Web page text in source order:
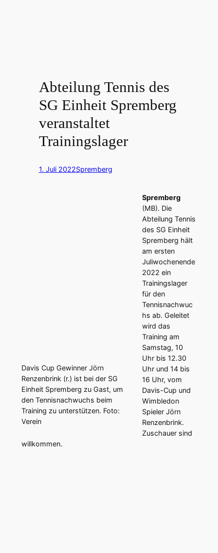
Abteilung Tennis des
SG Einheit Spremberg
veranstaltet
Trainingslager
1. Juli 2022Spremberg
Davis Cup Gewinner Jörn
Renzenbrink (r.) ist bei der SG
Einheit Spremberg zu Gast, um
den Tennisnachwuchs beim
Training zu unterstützen. Foto:
Verein
Spremberg
(MB). Die
Abteilung Tennis
des SG Einheit
Spremberg hält
am ersten
Juliwochenende
2022 ein
Trainingslager
für den
Tennisnachwuc
hs ab. Geleitet
wird das
Training am
Samstag, 10
Uhr bis 12.30
Uhr und 14 bis
16 Uhr, vom
Davis-Cup und
Wimbledon
Spieler Jörn
Renzenbrink.
Zuschauer sind
willkommen.